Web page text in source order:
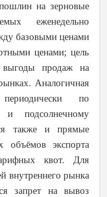
на зерновые
еженедельно
базовыми ценами
ценами; цель
выгоды продаж на
Аналогичная
по
и подсолнечному
также и прямые
объёмов экспорта
квот. Для
внутреннего рынка
запрет на вывоз